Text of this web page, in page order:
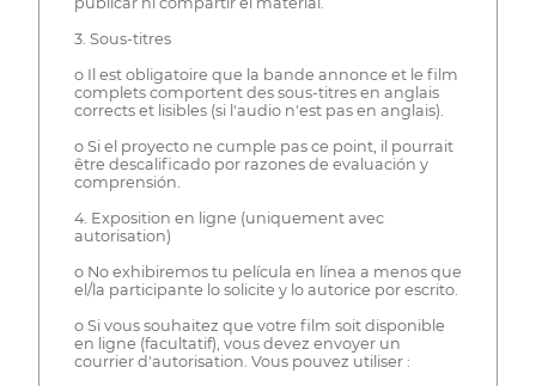
3. Sous-titres
o Il est obligatoire que la bande annonce et le film
complets comportent des sous-titres en anglais
corrects et lisibles (si l'audio n'est pas en anglais).
o Si el proyecto ne cumple pas ce point, il pourrait
être descalificado por razones de evaluación y
comprensión.
4. Exposition en ligne (uniquement avec
autorisation)
o No exhibiremos tu película en línea a menos que
el/la participante lo solicite y lo autorice por escrito.
o Si vous souhaitez que votre film soit disponible
en ligne (facultatif), vous devez envoyer un
courrier d'autorisation. Vous pouvez utiliser :